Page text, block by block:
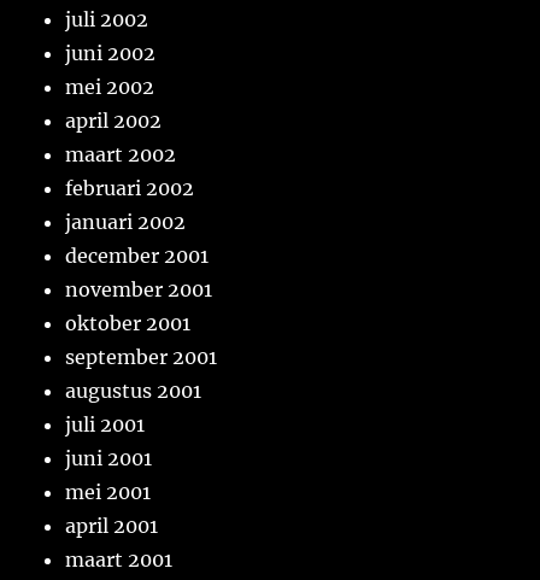
juli 2002
juni 2002
mei 2002
april 2002
maart 2002
februari 2002
januari 2002
december 2001
november 2001
oktober 2001
september 2001
augustus 2001
juli 2001
juni 2001
mei 2001
april 2001
maart 2001